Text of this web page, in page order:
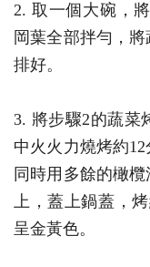
2. 取一個大碗，
岡葉全部拌勻，
排好。
3. 將步驟2的蔬菜
中火火力燒烤約
同時用多餘的橄
上，蓋上鍋蓋，
呈金黃色。